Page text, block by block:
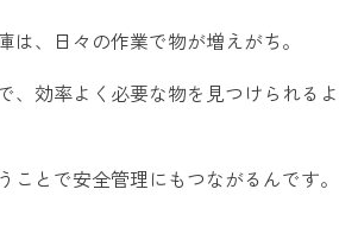
は、日々の作業で物が増えがち。
、効率よく必要な物を見つけられるよ
ことで安全管理にもつながるんです。